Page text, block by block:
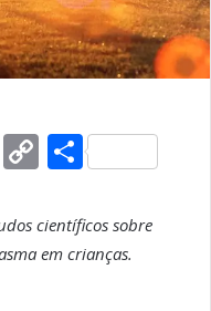
E
m
C
o
p
y
S
h
a
r
científicos sobre
em crianças.